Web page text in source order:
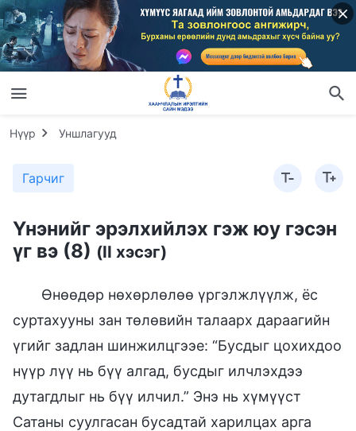
Нүүр Уншлагууд
Гарчиг
Үнэнийг эрэлхийлэх гэж юу гэсэн
үг вэ (8) (II хэсэг)
Өнөөдөр нөхөрлөлөө үргэлжлүүлж, ёс
суртахууны зан төлөвийн талаарх дараагийн
үгийг задлан шинжилцгээе: “Бусдыг цохихдоо
нүүр лүү нь бүү алгад, бусдыг илчлэхдээ
дутагдлыг нь бүү илчил.” Энэ нь хүмүүст
Сатаны суулгасан бусадтай харилцах арга